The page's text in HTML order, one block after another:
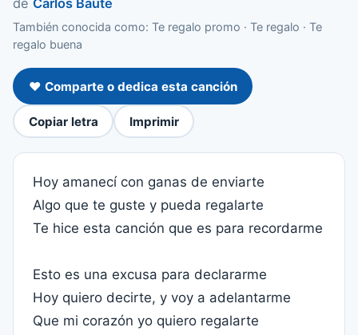
de Carlos Baute
También conocida como: Te regalo promo · Te regalo · Te
regalo buena
❤️ Comparte o dedica esta canción
Copiar letra Imprimir
Hoy amanecí con ganas de enviarte
Algo que te guste y pueda regalarte
Te hice esta canción que es para recordarme
Esto es una excusa para declararme
Hoy quiero decirte, y voy a adelantarme
Que mi corazón yo quiero regalarte